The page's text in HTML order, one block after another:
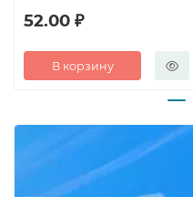
52.00 ₽
В корзину